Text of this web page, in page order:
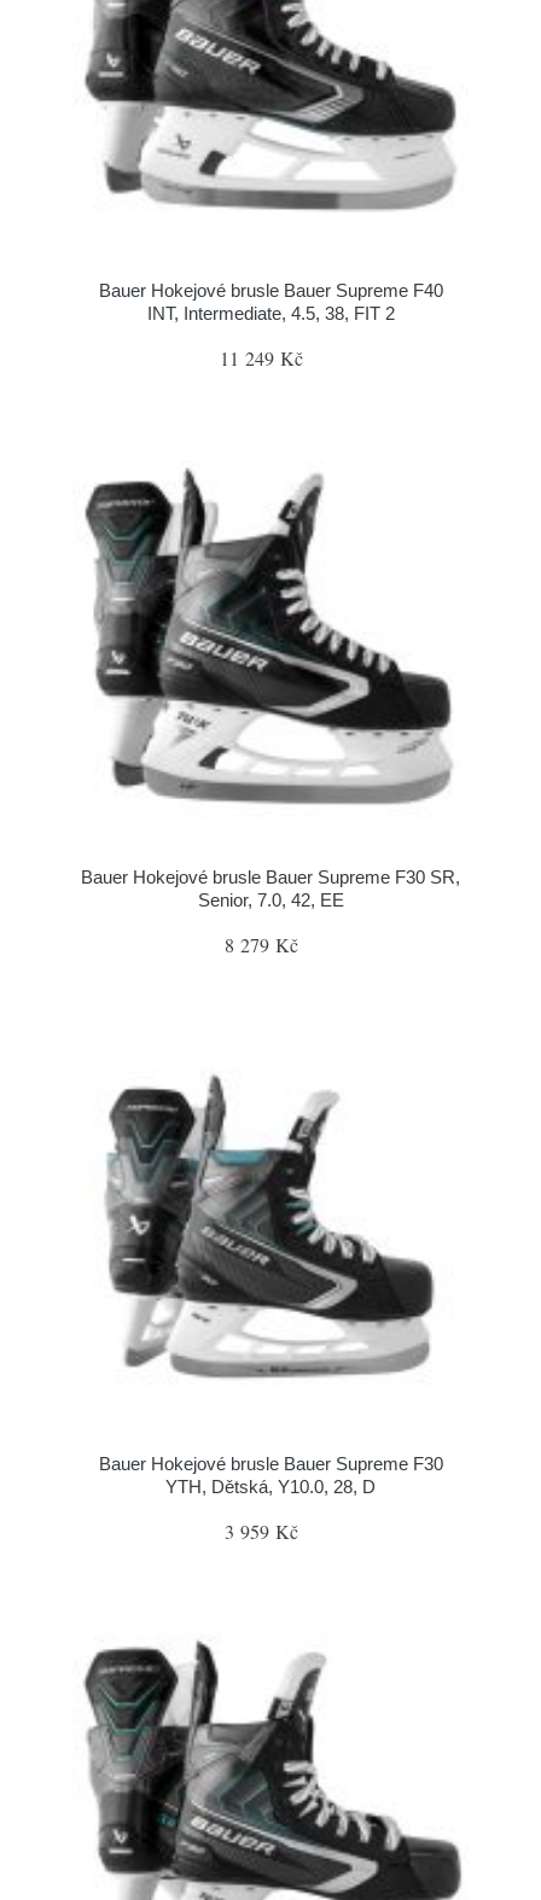
Bauer Hokejové brusle Bauer Supreme F40
INT, Intermediate, 4.5, 38, FIT 2
11 249 Kč
Bauer Hokejové brusle Bauer Supreme F30 SR,
Senior, 7.0, 42, EE
8 279 Kč
Bauer Hokejové brusle Bauer Supreme F30
YTH, Dětská, Y10.0, 28, D
3 959 Kč